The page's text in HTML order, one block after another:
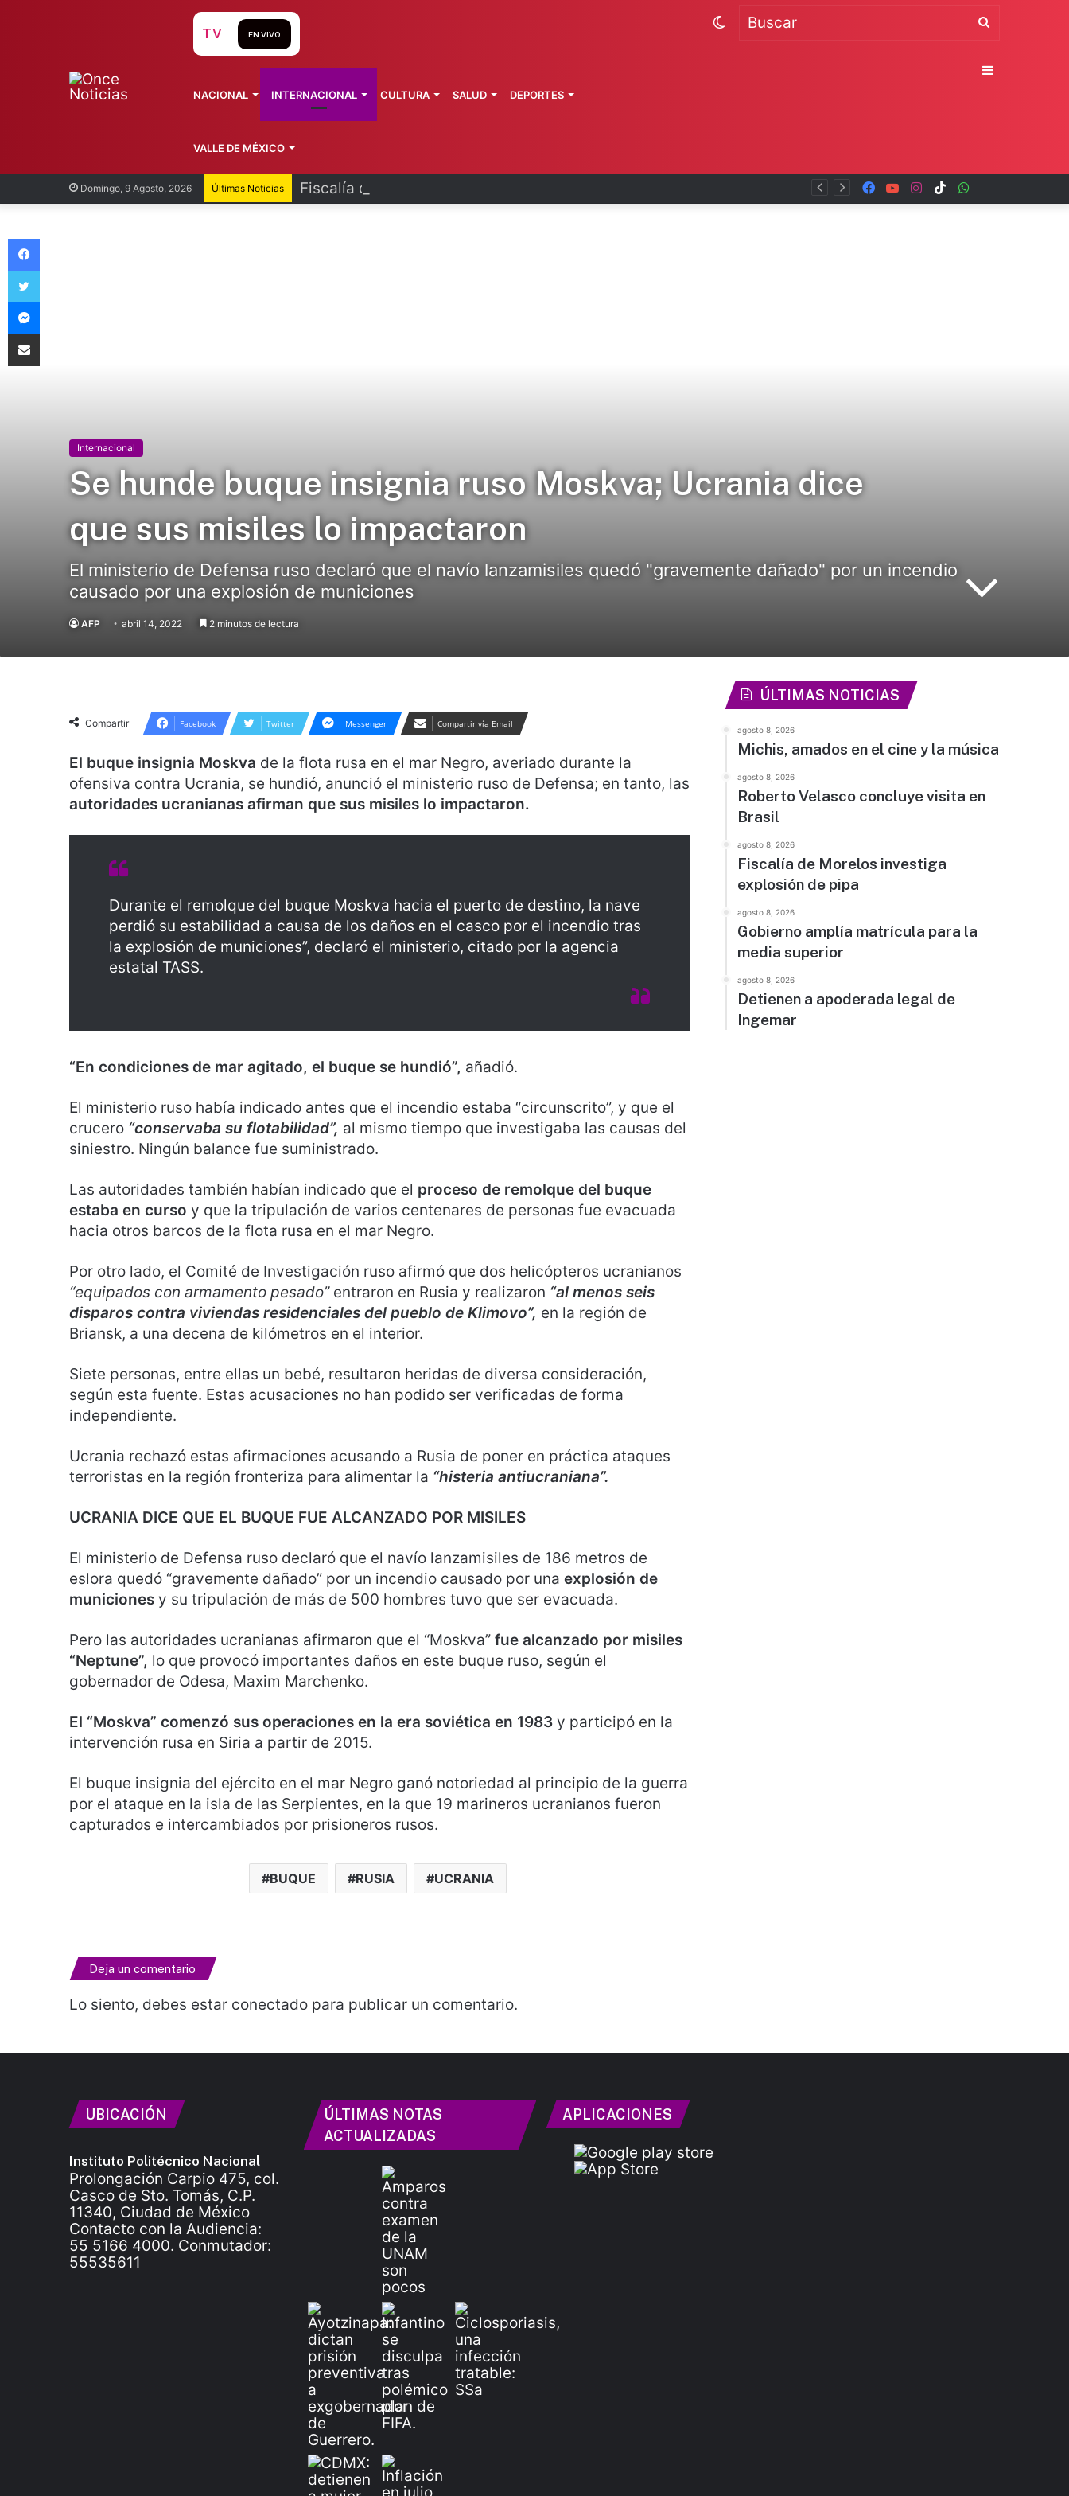
Domingo, 9 Agosto, 2026 Últimas Noticias Fiscalía de Morelos investiga explosión de pipa TikTok
Instagram
YouTube
Facebook
TV EN VIVO
NACIONAL INTERNACIONAL CULTURA SALUD DEPORTES
VALLE DE MÉXICO
Buscar
Switch
Sidebar
Internacional
Se hunde buque insignia ruso Moskva; Ucrania dice
que sus misiles lo impactaron
El ministerio de Defensa ruso declaró que el navío lanzamisiles quedó "gravemente dañado" por un incendio
causado por una explosión de municiones
AFP abril 14, 2022 2 minutos de lectura
Compartir Facebook Twitter Messenger Compartir vía Email
El buque insignia Moskva de la flota rusa en el mar Negro, averiado durante la
ofensiva contra Ucrania, se hundió, anunció el ministerio ruso de Defensa; en tanto, las
autoridades ucranianas afirman que sus misiles lo impactaron.
Durante el remolque del buque Moskva hacia el puerto de destino, la nave
perdió su estabilidad a causa de los daños en el casco por el incendio tras
la explosión de municiones”, declaró el ministerio, citado por la agencia
estatal TASS.
“En condiciones de mar agitado, el buque se hundió”, añadió.
El ministerio ruso había indicado antes que el incendio estaba “circunscrito”, y que el
crucero “conservaba su flotabilidad”, al mismo tiempo que investigaba las causas del
siniestro. Ningún balance fue suministrado.
Las autoridades también habían indicado que el proceso de remolque del buque
estaba en curso y que la tripulación de varios centenares de personas fue evacuada
hacia otros barcos de la flota rusa en el mar Negro.
Por otro lado, el Comité de Investigación ruso afirmó que dos helicópteros ucranianos
“equipados con armamento pesado” entraron en Rusia y realizaron “al menos seis
disparos contra viviendas residenciales del pueblo de Klimovo”, en la región de
Briansk, a una decena de kilómetros en el interior.
Siete personas, entre ellas un bebé, resultaron heridas de diversa consideración,
según esta fuente. Estas acusaciones no han podido ser verificadas de forma
independiente.
Ucrania rechazó estas afirmaciones acusando a Rusia de poner en práctica ataques
terroristas en la región fronteriza para alimentar la “histeria antiucraniana”.
UCRANIA DICE QUE EL BUQUE FUE ALCANZADO POR MISILES
El ministerio de Defensa ruso declaró que el navío lanzamisiles de 186 metros de
eslora quedó “gravemente dañado” por un incendio causado por una explosión de
municiones y su tripulación de más de 500 hombres tuvo que ser evacuada.
Pero las autoridades ucranianas afirmaron que el “Moskva” fue alcanzado por misiles
“Neptune”, lo que provocó importantes daños en este buque ruso, según el
gobernador de Odesa, Maxim Marchenko.
El “Moskva” comenzó sus operaciones en la era soviética en 1983 y participó en la
intervención rusa en Siria a partir de 2015.
El buque insignia del ejército en el mar Negro ganó notoriedad al principio de la guerra
por el ataque en la isla de las Serpientes, en la que 19 marineros ucranianos fueron
capturados e intercambiados por prisioneros rusos.
BUQUE RUSIA UCRANIA
Deja un comentario
Lo siento, debes estar conectado para publicar un comentario.
ÚLTIMAS NOTICIAS
agosto 8, 2026
Michis, amados en el cine y la música
agosto 8, 2026
Roberto Velasco concluye visita en
Brasil
agosto 8, 2026
Fiscalía de Morelos investiga
explosión de pipa
agosto 8, 2026
Gobierno amplía matrícula para la
media superior
agosto 8, 2026
Detienen a apoderada legal de
Ingemar
UBICACIÓN
Instituto Politécnico Nacional
Prolongación Carpio 475, col.
Casco de Sto. Tomás, C.P.
11340, Ciudad de México
Contacto con la Audiencia:
55 5166 4000. Conmutador:
55535611
ÚLTIMAS NOTAS
ACTUALIZADAS
APLICACIONES
Facebook
Twitter
Messenger
Compartir vía Email